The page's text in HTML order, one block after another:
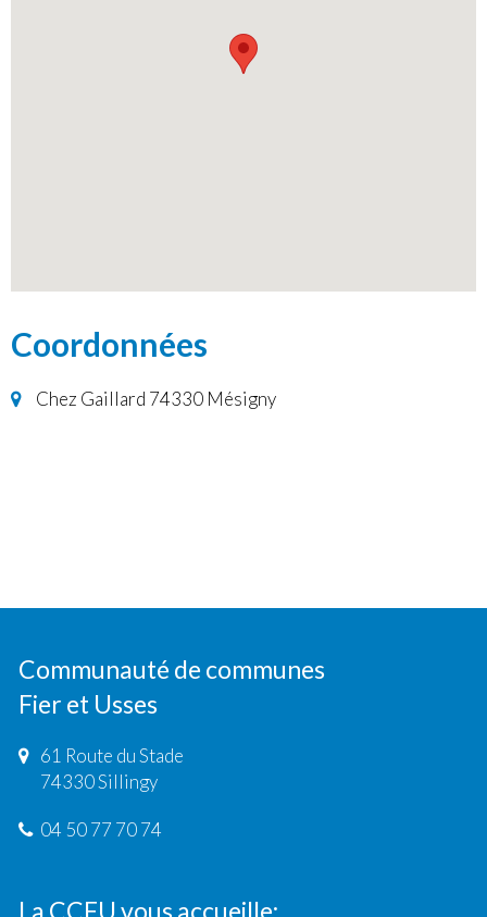
Coordonnées
Chez Gaillard 74330 Mésigny
Communauté de communes
Fier et Usses
61 Route du Stade
74330 Sillingy
04 50 77 70 74
La CCFU vous accueille: